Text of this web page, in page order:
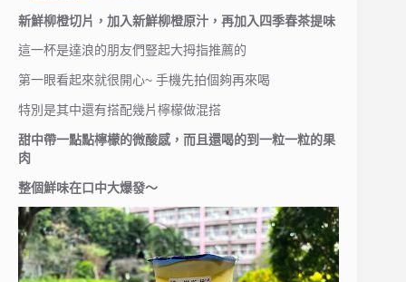
新鮮柳橙切片，加入新鮮柳橙原汁，再加入四季春茶提味
這一杯是達浪的朋友們豎起大拇指推薦的
第一眼看起來就很開心~ 手機先拍個夠再來喝
特別是其中還有搭配幾片檸檬做混搭
甜中帶一點點檸檬的微酸感，而且還喝的到一粒一粒的果
肉
整個鮮味在口中大爆發～